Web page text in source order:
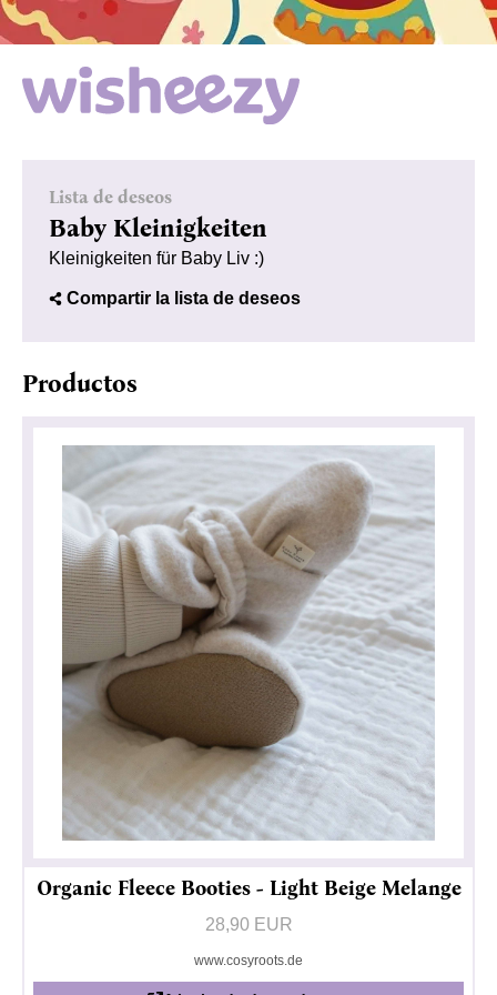
Lista de deseos
Baby Kleinigkeiten
Kleinigkeiten für Baby Liv :)
Compartir la lista de deseos
Productos
Organic Fleece Booties - Light Beige Melange
28,90 EUR
www.cosyroots.de
Política de privacidadImpresionante